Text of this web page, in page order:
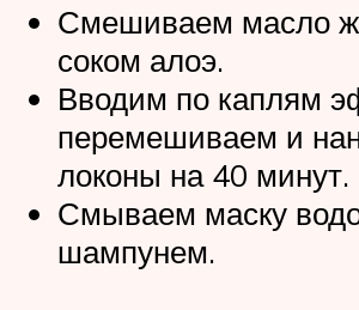
Смешиваем масло
соком алоэ.
Вводим по каплям
перемешиваем и
локоны на 40 минут.
Смываем маску
шампунем.